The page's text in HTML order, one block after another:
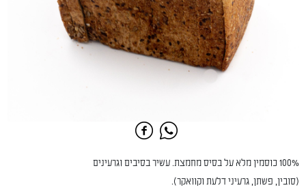
100% כוסמין מלא על בסיס מחמצת. עשיר בסיבים וגרעינים
(סובין, פשתן, גרעיני דלעת וקוואקר).